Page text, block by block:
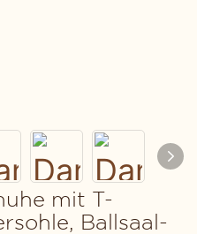
mit T-
Ballsaal-